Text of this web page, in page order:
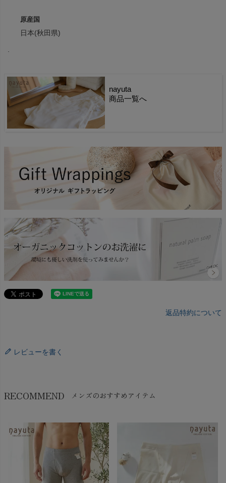
原産国
日本(秋田県)
nayuta
商品一覧へ
返品特約について
レビューを書く
RECOMMEND メンズのおすすめアイテム